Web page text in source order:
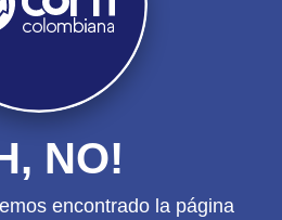
NO!
encontrado la página